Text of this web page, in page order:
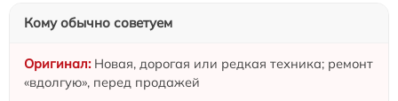
Кому обычно советуем
Новая, дорогая или редкая техника; ремонт
«вдолгую», перед продажей